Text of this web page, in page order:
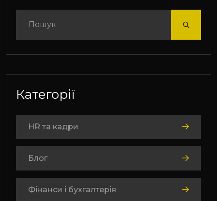
Категорії
HR та кадри
Блог
Фінанси і бухгалтерія